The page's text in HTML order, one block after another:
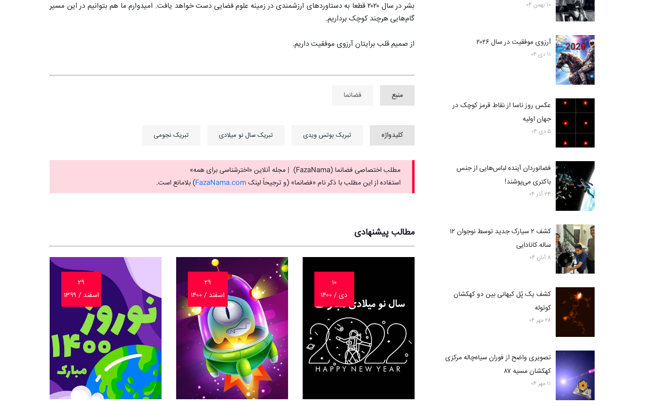
بشر در سال ۲۰۲۰ قطعا به دستاوردهای ارزشمندی در زمینه علوم فضایی دست خواهد یافت. امیدوارم ما هم بتوانیم در این مسیر
گام‌هایی هرچند کوچک برداریم.
از صمیم قلب برایتان آرزوی موفقیت داریم.
منبع فضانما
کلیدواژه تبریک بوتس ویدی تبریک سال نو میلادی تبریک نجومی
مطلب اختصاصی فضانما (FazaNama) | مجله آنلاین «اخترشناسی برای همه»
استفاده از این مطلب با ذکر نام «فضانما» (و ترجیحاً لینک ‌FazaNama.com) بلامانع است.
مطالب پیشنهادی
۲۹
اسفند / ۱۳۹۹
۲۹
اسفند / ۱۴۰۰
۱۰
دی / ۱۴۰۰
۱۰ بهمن ۰۴
آرزوی موفقیت در سال ۲۰۲۶
۱۱ دی ۰۴
عکس روز ناسا از نقاط قرمز کوچک در
جهان اولیه
۵ دی ۰۴
فضانوردان آینده لباس‌هایی از جنس
باکتری می‌پوشند!
۲۴ آذر ۰۴
کشف ۲ سیارک جدید توسط نوجوان ۱۲
ساله کانادایی
۸ آبان ۰۴
کشف یک پُل کیهانی بین دو کهکشان
کوتوله
۲۸ مهر ۰۴
تصویری واضح از فوران سیاه‌چاله مرکزی
کهکشان مسیه ۸۷
۱۱ مهر ۰۴